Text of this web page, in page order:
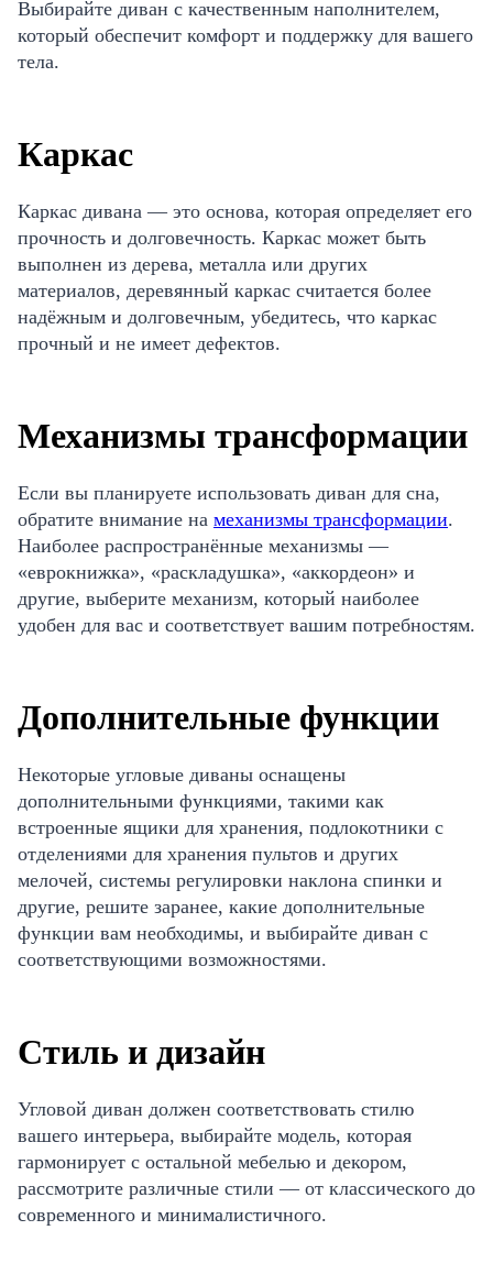
Выбирайте диван с качественным наполнителем,
который обеспечит комфорт и поддержку для вашего
тела.
Каркас
Каркас дивана — это основа, которая определяет его
прочность и долговечность. Каркас может быть
выполнен из дерева, металла или других
материалов, деревянный каркас считается более
надёжным и долговечным, убедитесь, что каркас
прочный и не имеет дефектов.
Механизмы трансформации
Если вы планируете использовать диван для сна,
обратите внимание на механизмы трансформации.
Наиболее распространённые механизмы —
«еврокнижка», «раскладушка», «аккордеон» и
другие, выберите механизм, который наиболее
удобен для вас и соответствует вашим потребностям.
Дополнительные функции
Некоторые угловые диваны оснащены
дополнительными функциями, такими как
встроенные ящики для хранения, подлокотники с
отделениями для хранения пультов и других
мелочей, системы регулировки наклона спинки и
другие, решите заранее, какие дополнительные
функции вам необходимы, и выбирайте диван с
соответствующими возможностями.
Стиль и дизайн
Угловой диван должен соответствовать стилю
вашего интерьера, выбирайте модель, которая
гармонирует с остальной мебелью и декором,
рассмотрите различные стили — от классического до
современного и минималистичного.